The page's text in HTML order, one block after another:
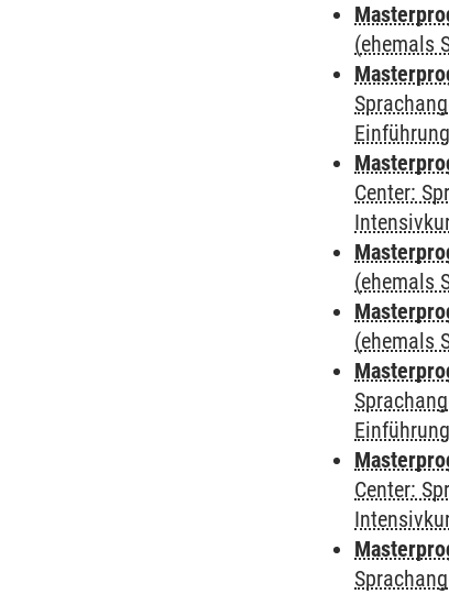
(ehemals
Center:
(ehemals
(ehemals
Center: